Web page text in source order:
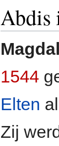
Abdis
1544
Elten
Zij